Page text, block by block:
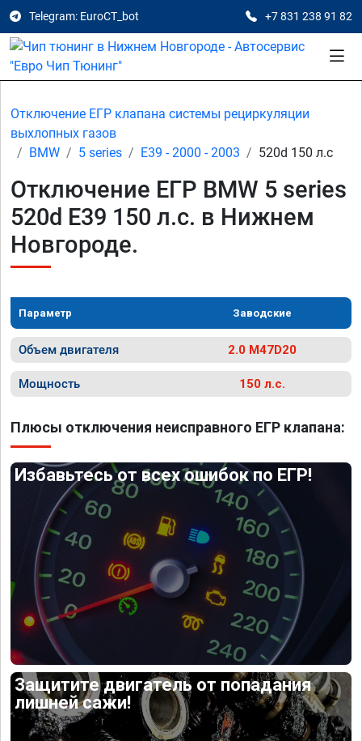
Telegram: EuroCT_bot +7 831 238 91 82
Отключение ЕГР клапана системы рециркуляции
выхлопных газов
BMW
5 series E39 - 2000 - 2003 520d 150 л.с
Отключение ЕГР BMW 5 series
520d E39 150 л.с. в Нижнем
Новгороде.
Параметр Заводские
Объем двигателя 2.0 M47D20
Мощность 150 л.с.
Плюсы отключения неисправного ЕГР клапана:
Избавьтесь от всех ошибок по ЕГР!
Защитите двигатель от попадания
лишней сажи!